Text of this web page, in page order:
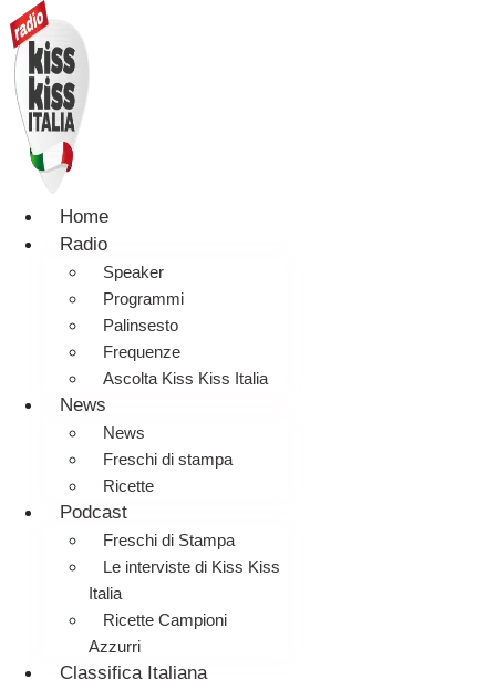
Home
Radio
Speaker
Programmi
Palinsesto
Frequenze
Ascolta Kiss Kiss Italia
News
News
Freschi di stampa
Ricette
Podcast
Freschi di Stampa
Le interviste di Kiss Kiss
Italia
Ricette Campioni
Azzurri
Classifica Italiana